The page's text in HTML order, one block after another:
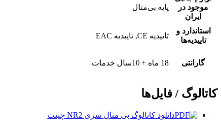
موجود در
ایران
پایه بی‌متال
استاندارد و
تاییدیه‌ها
تاییدیه CE, تاییدیه EAC
گارانتی 18 ماه + 10سال خدمات
کاتالوگ / فایل‌ها
دانلود کاتالوگ بی متال سری NR2 چینت